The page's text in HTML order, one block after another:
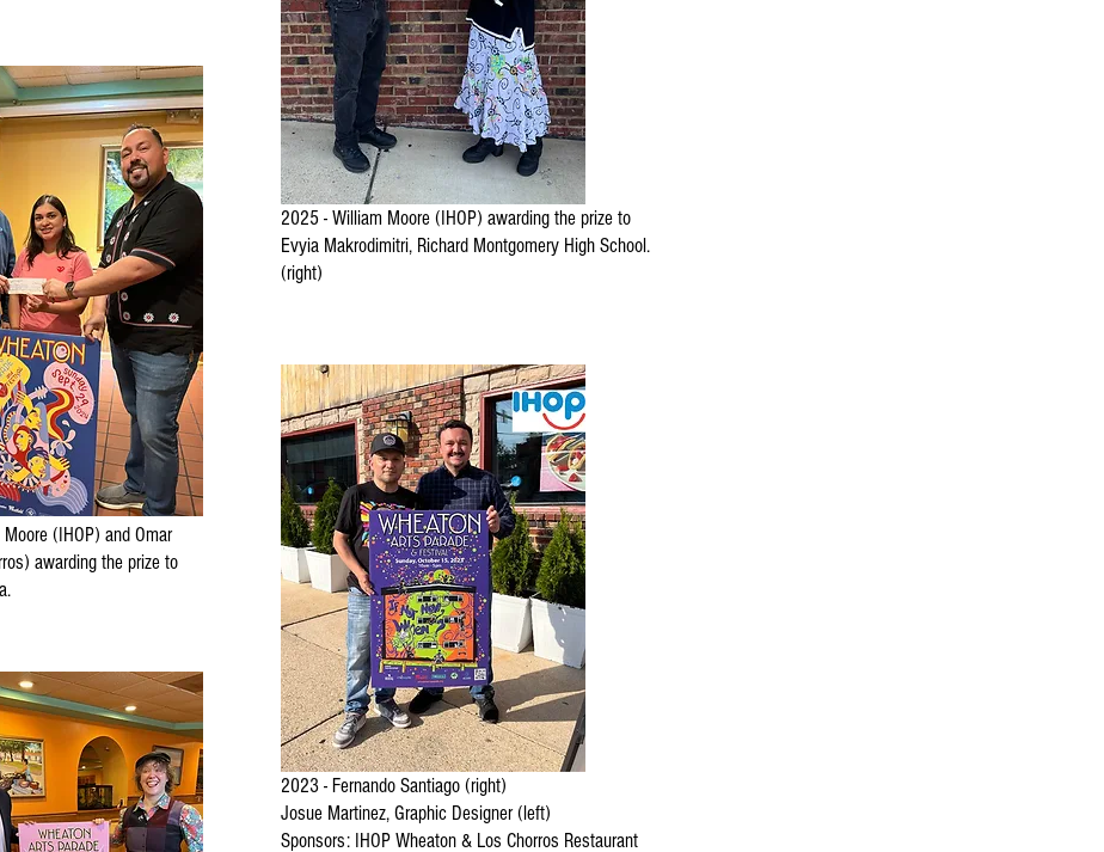
(IHOP) and Omar
awarding the prize to
2025 - William Moore (IHOP) awarding the prize to
Evyia Makrodimitri, Richard Montgomery High School.
(right)
2023 - Fernando Santiago (right)
Josue Martinez, Graphic Designer (left)
Sponsors: IHOP Wheaton & Los Chorros Restaurant